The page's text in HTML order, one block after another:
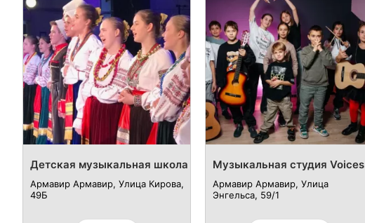
Детская музыкальная школа
Армавир Армавир, Улица Кирова,
49Б
Музыкальная студия Voices
Армавир Армавир, Улица
Энгельса, 59/1